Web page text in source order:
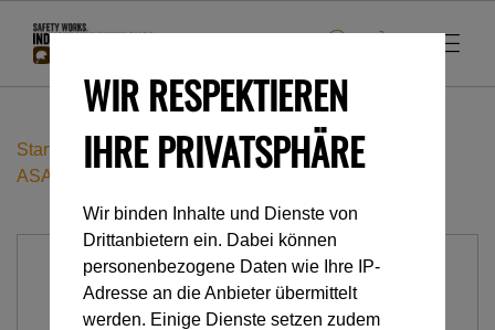
Startseite Industrieklettern
KITS
ASAP LOCK VERTICAL LIFELINE
WIR RESPEKTIEREN
IHRE PRIVATSPHÄRE
Wir binden Inhalte und Dienste von
Drittanbietern ein. Dabei können
personenbezogene Daten wie Ihre IP-
Adresse an die Anbieter übermittelt
werden. Einige Dienste setzen zudem